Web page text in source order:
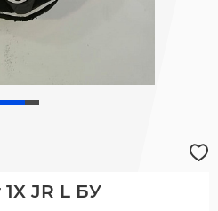
JR L БУ